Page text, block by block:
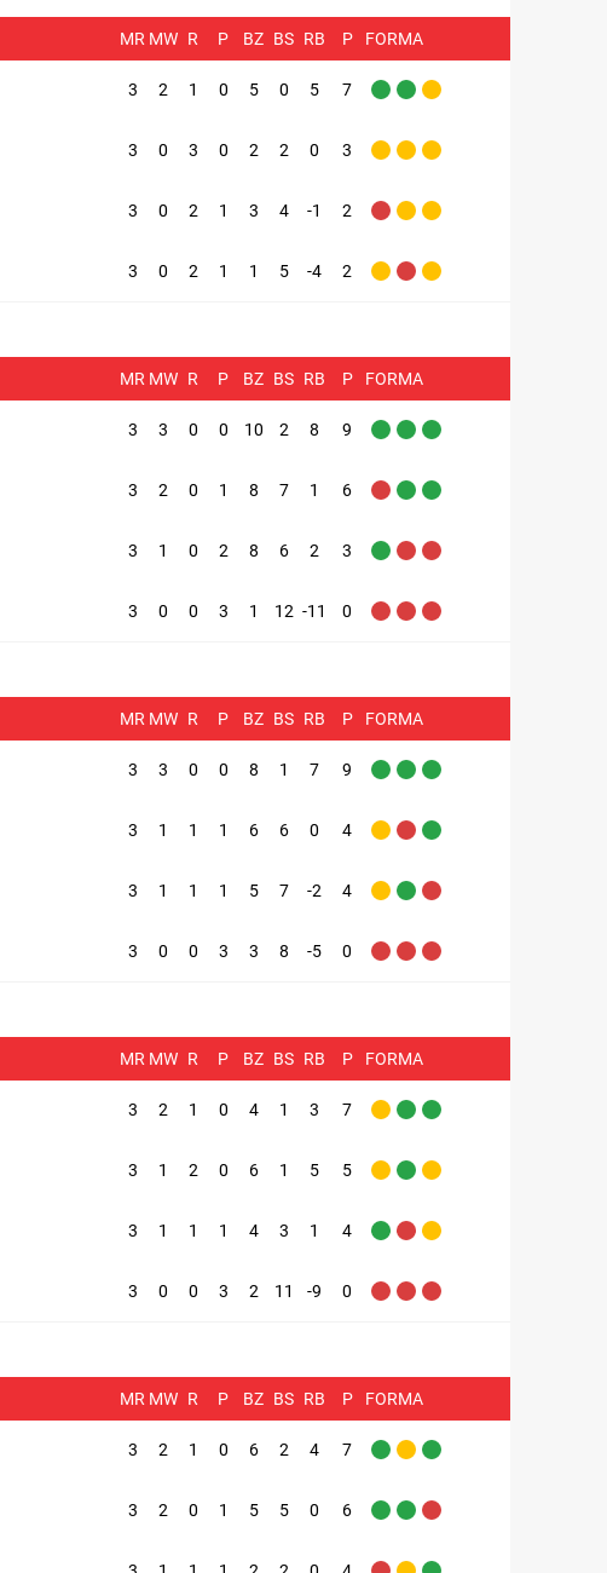
MR MW R P BZ BS RB P FORMA
3 2 1 0 5 0 5 7
3 0 3 0 2 2 0 3
3 0 2 1 3 4 -1 2
3 0 2 1 1 5 -4 2
MR MW R P BZ BS RB P FORMA
3 3 0 0 10 2 8 9
3 2 0 1 8 7 1 6
3 1 0 2 8 6 2 3
3 0 0 3 1 12 -11 0
MR MW R P BZ BS RB P FORMA
3 3 0 0 8 1 7 9
3 1 1 1 6 6 0 4
3 1 1 1 5 7 -2 4
3 0 0 3 3 8 -5 0
MR MW R P BZ BS RB P FORMA
3 2 1 0 4 1 3 7
3 1 2 0 6 1 5 5
3 1 1 1 4 3 1 4
3 0 0 3 2 11 -9 0
MR MW R P BZ BS RB P FORMA
3 2 1 0 6 2 4 7
3 2 0 1 5 5 0 6